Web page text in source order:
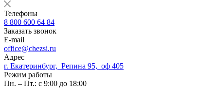
Телефоны
8 800 600 64 84
Заказать звонок
E-mail
office@chezsi.ru
Адрес
г. Екатеринбург, Репина 95, оф 405
Режим работы
Пн. – Пт.: с 9:00 до 18:00